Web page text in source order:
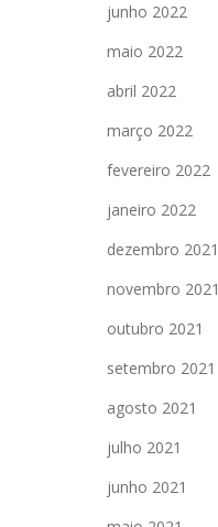
junho 2022
maio 2022
abril 2022
março 2022
fevereiro 2022
janeiro 2022
dezembro 2021
novembro 2021
outubro 2021
setembro 2021
agosto 2021
julho 2021
junho 2021